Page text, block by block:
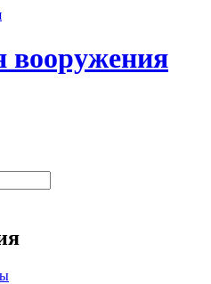
вооружения